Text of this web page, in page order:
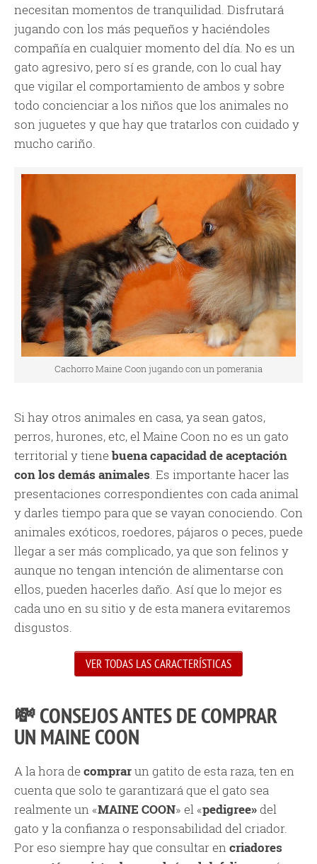
necesitan momentos de tranquilidad. Disfrutará
jugando con los más pequeños y haciéndoles
compañía en cualquier momento del día. No es un
gato agresivo, pero sí es grande, con lo cual hay
que vigilar el comportamiento de ambos y sobre
todo concienciar a los niños que los animales no
son juguetes y que hay que tratarlos con cuidado y
mucho cariño.
Cachorro Maine Coon jugando con un pomerania
Si hay otros animales en casa, ya sean gatos,
perros, hurones, etc, el Maine Coon no es un gato
territorial y tienebuena capacidad de aceptación
con los demás animales. Es importante hacer las
presentaciones correspondientes con cada animal
y darles tiempo para que se vayan conociendo. Con
animales exóticos, roedores, pájaros o peces, puede
llegar a ser más complicado, ya que son felinos y
aunque no tengan intención de alimentarse con
ellos, pueden hacerles daño. Así que lo mejor es
cada uno en su sitio y de esta manera evitaremos
disgustos.
VER TODAS LAS CARACTERÍSTICAS
💸 CONSEJOS ANTES DE COMPRAR
UN MAINE COON
A la hora decomprarun gatito de esta raza, ten en
cuenta que solo te garantizará que el gato sea
realmente un «MAINE COON» el «pedigree»del
gato y la confianza o responsabilidad del criador.
Por eso siempre hay que consultar encriadores